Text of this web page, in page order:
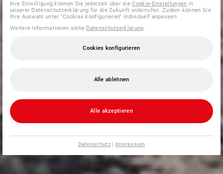
Ihre Einwilligung können Sie jederzeit über dieCookie-Einstellungen in
unserer Datenschutzerklärung für die Zukunft widerrufen. Zudem können Sie
Ihre Auswahl unter "Cookies konfigurieren" individuell anpassen
Weitere Informationen siehe Datenschutzerklärung.
Cookies konfigurieren
Alle ablehnen
Alle akzeptieren
Datenschutz| Impressum